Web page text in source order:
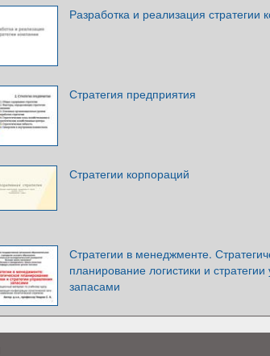
Разработка и реализация стратегии
Стратегия предприятия
Стратегии корпораций
Стратегии в менеджменте.
планирование логистики и
запасами